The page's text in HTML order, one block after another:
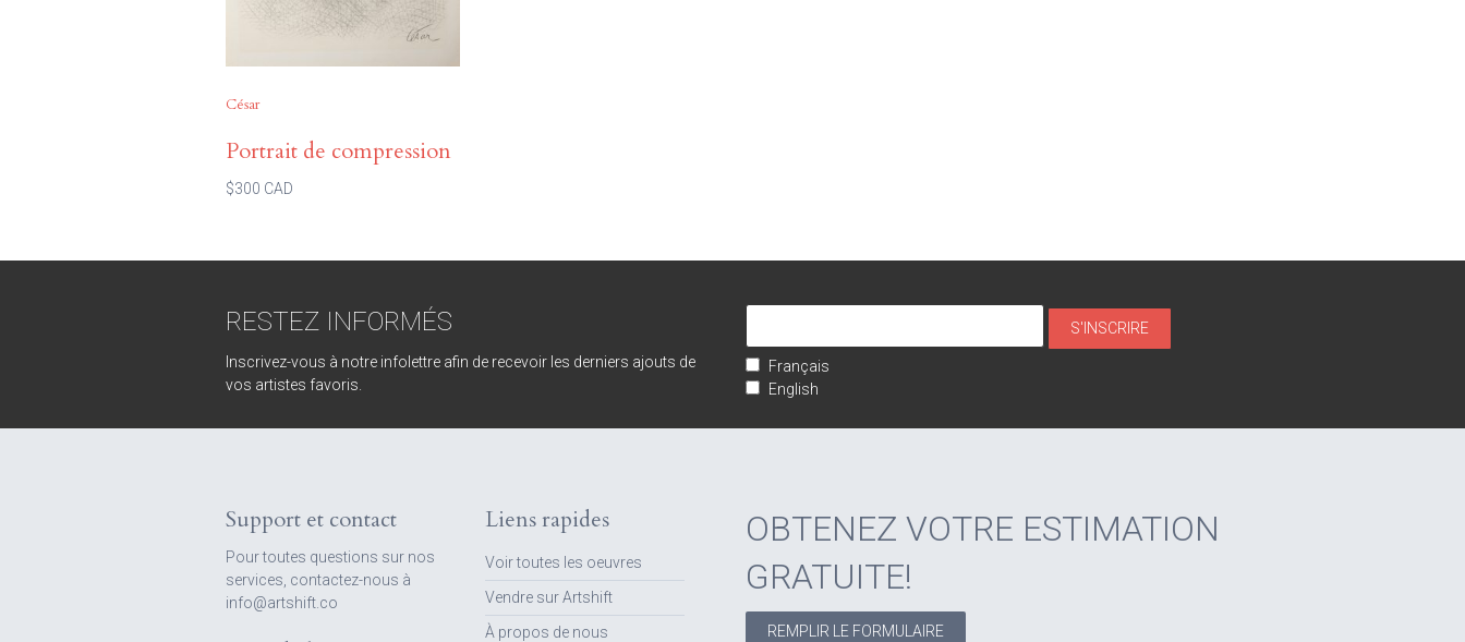
César
Portrait de compression
$300 CAD
RESTEZ INFORMÉS
Inscrivez-vous à notre infolettre afin de recevoir les derniers ajouts de
vos artistes favoris.
Français
English
Support et contact
Pour toutes questions sur nos
services, contactez-nous à
info@artshift.co
Liens rapides
Voir toutes les oeuvres
Vendre sur Artshift
À propos de nous
OBTENEZ VOTRE ESTIMATION
GRATUITE!
REMPLIR LE FORMULAIRE